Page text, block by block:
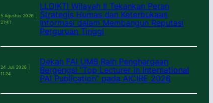
5 Agustus 2026 |
21:41
LLDIKTI Wilayah II Tekankan Peran
Strategis Humas dan Keterbukaan
Informasi dalam Membangun Reputasi
Perguruan Tinggi
24 Juli 2026 |
11:24
Dekan FAI UMB Raih Penghargaan
Bergengsi “Top Lecturer in International
PAI Publication” pada AICIRE 2026